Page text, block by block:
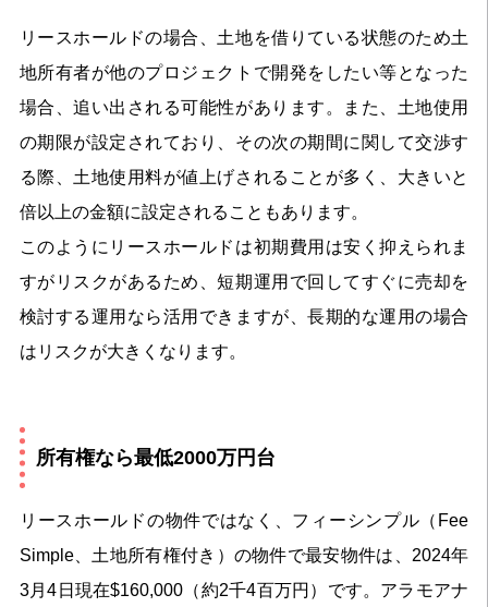
リースホールドの場合、土地を借りている状態のため土
地所有者が他のプロジェクトで開発をしたい等となった
場合、追い出される可能性があります。また、土地使用
の期限が設定されており、その次の期間に関して交渉す
る際、土地使用料が値上げされることが多く、大きいと
倍以上の金額に設定されることもあります。
このようにリースホールドは初期費用は安く抑えられま
すがリスクがあるため、短期運用で回してすぐに売却を
検討する運用なら活用できますが、長期的な運用の場合
はリスクが大きくなります。
所有権なら最低2000万円台
リースホールドの物件ではなく、フィーシンプル（Fee
Simple、土地所有権付き）の物件で最安物件は、2024年
3月4日現在$160,000（約2千4百万円）です。アラモアナ